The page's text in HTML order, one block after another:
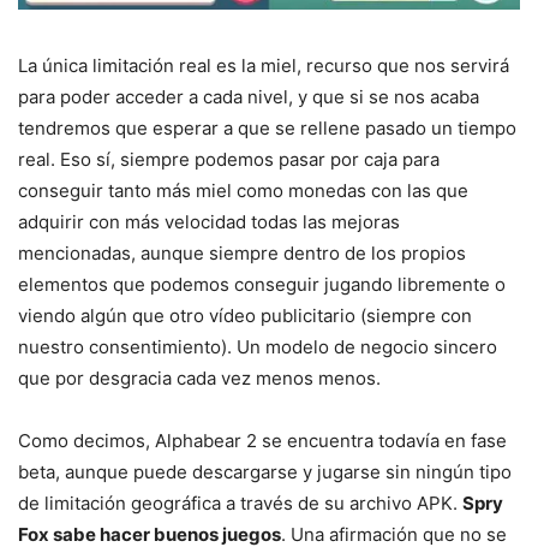
La única limitación real es la miel, recurso que nos servirá
para poder acceder a cada nivel, y que si se nos acaba
tendremos que esperar a que se rellene pasado un tiempo
real. Eso sí, siempre podemos pasar por caja para
conseguir tanto más miel como monedas con las que
adquirir con más velocidad todas las mejoras
mencionadas, aunque siempre dentro de los propios
elementos que podemos conseguir jugando libremente o
viendo algún que otro vídeo publicitario (siempre con
nuestro consentimiento). Un modelo de negocio sincero
que por desgracia cada vez menos menos.
Como decimos, Alphabear 2 se encuentra todavía en fase
beta, aunque puede descargarse y jugarse sin ningún tipo
de limitación geográfica a través de su archivo APK. Spry
Fox sabe hacer buenos juegos. Una afirmación que no se